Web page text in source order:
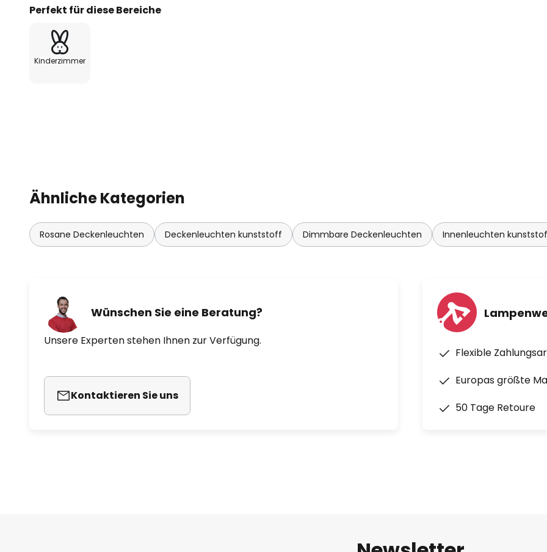
Perfekt für diese Bereiche
Kinderzimmer
Ähnliche Kategorien
Rosane Deckenleuchten Deckenleuchten kunststoff Dimmbare Deckenleuchten Innenleuchten
Wünschen Sie eine Beratung?
Unsere Experten stehen Ihnen zur Verfügung.
Kontaktieren Sie uns
Flexible
Europas größte
50 Tage Retoure